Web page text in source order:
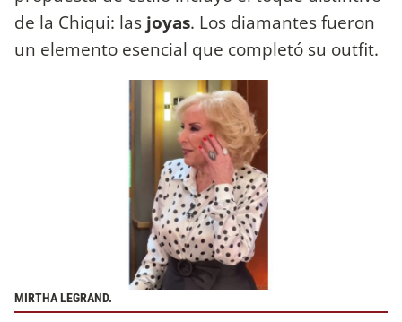
de la Chiqui: las joyas. Los diamantes fueron
un elemento esencial que completó su outfit.
MIRTHA LEGRAND.